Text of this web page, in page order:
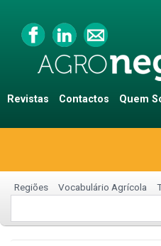
Revistas Contactos Quem
Regiões Vocabulário Agrícola